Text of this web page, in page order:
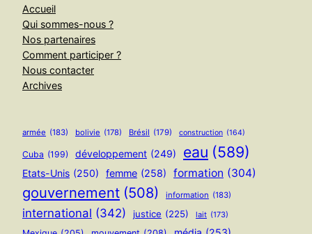
Accueil
Qui sommes-nous ?
Nos partenaires
Comment participer ?
Nous contacter
Archives
armée (183) bolivie (178) Brésil (179) construction (164)
Cuba (199) développement (249) eau (589)
Etats-Unis (250) femme (258) formation (304)
gouvernement (508) information (183)
international (342) justice (225) lait (173)